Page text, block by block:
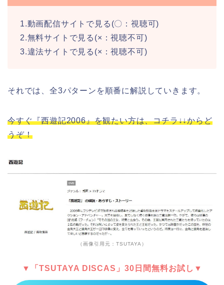
1.動画配信サイトで見る(〇：視聴可)
2.無料サイトで見る(×：視聴不可)
3.違法サイトで見る(×：視聴不可)
それでは、全3パターンを順番に解説していきます。
今すぐ『西遊記2006』を観たい方は、コチラ↓↓からど
うぞ！
（画像引用元：TSUTAYA）
▼「TSUTAYA DISCAS」30日間無料お試し▼